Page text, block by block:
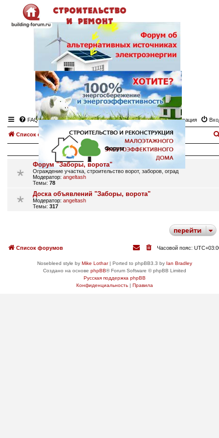
FAQ Регистрация
Список форумов Заборы, ворота, дорожки…
Форум
Форум "Заборы, ворота"
Ограждение участка, строительство ворот, заборов, оград
Модератор: angeltash
Темы: 78
Доска объявлений "Заборы, ворота"
Модератор: angeltash
Темы: 317
перейти
Список форумов Часовой пояс:
Nosebleed style by Mike Lothar| Ported to phpBB3.3 by Ian Bradley
Создано на основе phpBB® Forum Software © phpBB Limited
Русская поддержка phpBB
Конфиденциальность| Правила